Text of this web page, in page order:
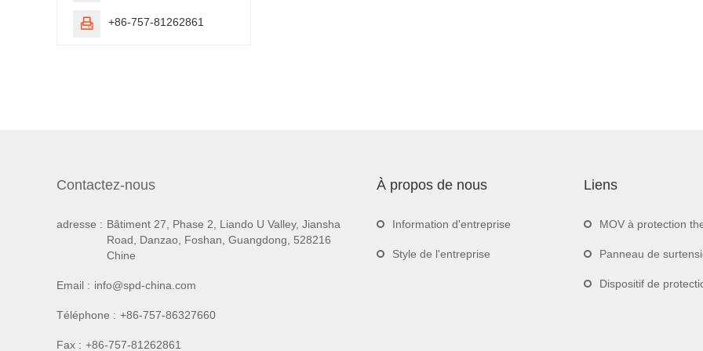
 +86-757-81262861
Contactez-nous
adresse : Bâtiment 27, Phase 2, Liando U Valley, Jiansha
Road, Danzao, Foshan, Guangdong, 528216
Chine
Email : info@spd-china.com
Téléphone : +86-757-86327660
Fax : +86-757-81262861
À propos de nous
Information d'entreprise
Style de l'entreprise
Liens
MOV à protection
Panneau de
Dispositif de protection contre les